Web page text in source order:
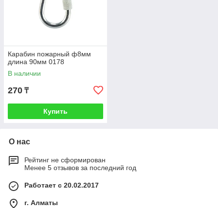
Карабин пожарный ф8мм
длина 90мм 0178
В наличии
270 ₸
Купить
О нас
Рейтинг не сформирован
Менее 5 отзывов за последний год
Работает с 20.02.2017
г. Алматы